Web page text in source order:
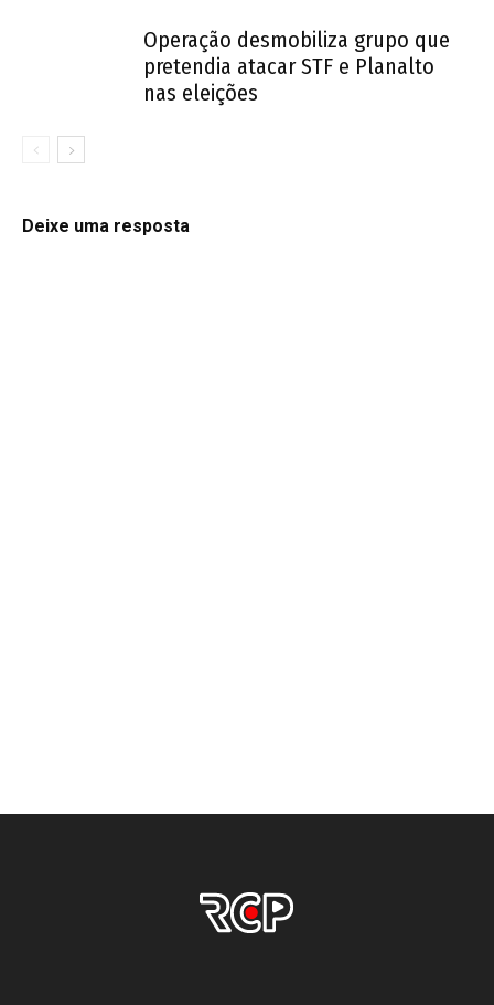
Operação desmobiliza grupo que
pretendia atacar STF e Planalto
nas eleições
Deixe uma resposta